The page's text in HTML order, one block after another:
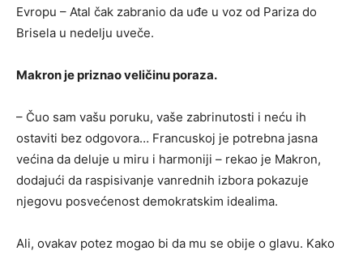
Evropu – Atal čak zabranio da uđe u voz od Pariza do
Brisela u nedelju uveče.
Makron je priznao veličinu poraza.
– Čuo sam vašu poruku, vaše zabrinutosti i neću ih
ostaviti bez odgovora… Francuskoj je potrebna jasna
većina da deluje u miru i harmoniji – rekao je Makron,
dodajući da raspisivanje vanrednih izbora pokazuje
njegovu posvećenost demokratskim idealima.
Ali, ovakav potez mogao bi da mu se obije o glavu. Kako